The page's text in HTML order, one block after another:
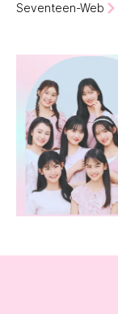
Seventeen-Web